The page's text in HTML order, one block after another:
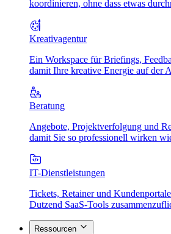
koordinieren, ohne dass etwas
Kreativagentur
Ein Workspace für Briefings,
damit Ihre kreative Energie auf der
Beratung
Angebote, Projektverfolgung und
damit Sie so professionell wirken
IT-Dienstleistungen
Tickets, Retainer und
Dutzend SaaS-Tools
Ressourcen